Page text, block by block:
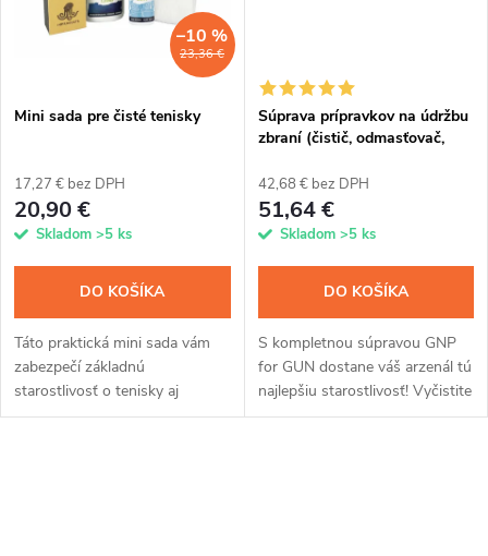
23,36 €
–10 %
Mini sada pre čisté tenisky
17,27 € bez DPH
20,90 €
Skladom >5 ks
DO KOŠÍKA
Táto praktická mini sada vám
zabezpečí základnú
starostlivosť o tenisky aj
textilnú obuv. Hubka sa postará
Súprava prípravkov na údržbu
zbraní (čistič, odmasťovač,
42,68 € bez DPH
51,64 €
Skladom >5 ks
DO KOŠÍKA
S kompletnou súpravou GNP
for GUN dostane váš arzenál tú
najlepšiu starostlivosť! Vyčistite
svoje zbrane od povýstrelových